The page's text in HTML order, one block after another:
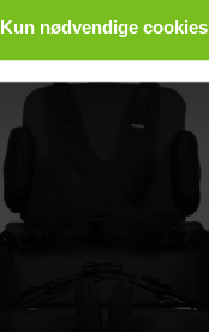
Kun nødvendige cookies